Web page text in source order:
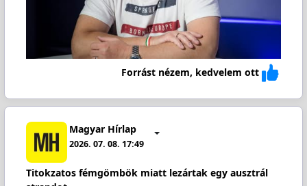
Forrást nézem, kedvelem ott
Magyar Hírlap
2026. 07. 08. 17:49
Titokzatos fémgömbök miatt lezártak egy ausztrál